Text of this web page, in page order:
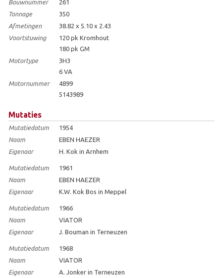
Bouwnummer
261
Tonnage
350
Afmetingen
38.82 x 5.10 x 2.43
Voortstuwing
120 pk Kromhout
180 pk GM
Motortype
3H3
6 VA
Motornummer
4899
5143989
Mutaties
Mutatiedatum
1954
Naam
EBEN HAEZER
Eigenaar
H. Kok in Arnhem
Mutatiedatum
1961
Naam
EBEN HAEZER
Eigenaar
K.W. Kok Bos in Meppel
Mutatiedatum
1966
Naam
VIATOR
Eigenaar
J. Bouman in Terneuzen
Mutatiedatum
1968
Naam
VIATOR
Eigenaar
A. Jonker in Terneuzen